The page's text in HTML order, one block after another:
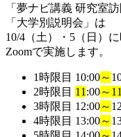
「夢ナビ講義 研究室訪
「大学別説明会」 は
10/4（土）・5（日）
Zoomで実施します。
1時限目 10:00～
2時限目 11 :00～ 11
3時限目 12:00～
4時限目 13:00～